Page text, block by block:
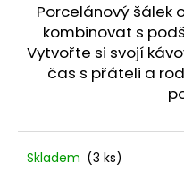
Porcelánový šálek
kombinovat s
Vytvořte si svojí
čas s přáteli a
Skladem (3 ks)
e
VĚČNÁ
RŮŽE
ANDĚL